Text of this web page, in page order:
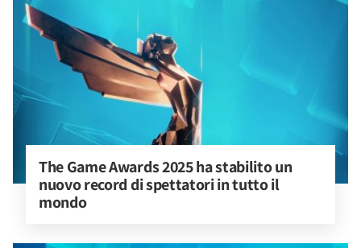
The Game Awards 2025 ha stabilito un
nuovo record di spettatori in tutto il
mondo